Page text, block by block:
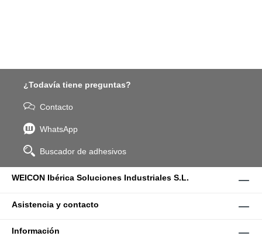
¿Todavía tiene preguntas?
Contacto
WhatsApp
Buscador de adhesivos
WEICON Ibérica Soluciones Industriales S.L.
Asistencia y contacto
Información